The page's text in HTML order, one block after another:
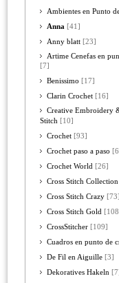
Ambientes en Punto
Anna [41]
Anny blatt [23]
Artime Cenefas en
[7]
Benissimo [17]
Clarin Crochet [16]
Creative Embroidery
Stitch [10]
Crochet [93]
Crochet paso a paso
Crochet World [26]
Cross Stitch Collection
Cross Stitch Crazy [73]
Cross Stitch Gold
CrossStitcher [109]
Cuadros en punto de
De Fil en Aiguille [3]
Dekoratives Hakeln [7]